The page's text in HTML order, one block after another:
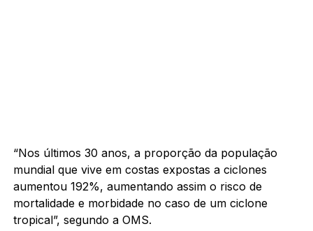
“Nos últimos 30 anos, a proporção da população
mundial que vive em costas expostas a ciclones
aumentou 192%, aumentando assim o risco de
mortalidade e morbidade no caso de um ciclone
tropical”, segundo a OMS.